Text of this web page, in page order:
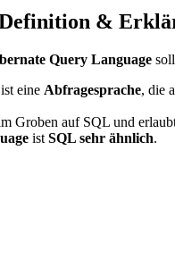
&
Query Language
ist eine Abfragesprache, die
Groben auf SQL und
ist SQL sehr ähnlich.